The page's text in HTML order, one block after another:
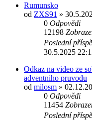
Rumunsko
od ZXS91 »
0 Odpovědi
12198
Poslední
30.5.2025
Odkaz na video ze
adventniho pruvodu
od milosm »
0 Odpovědi
11454
Poslední